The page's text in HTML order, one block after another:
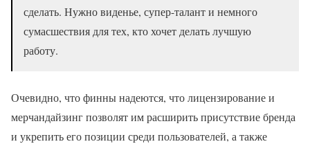
сделать. Нужно виденье, супер-талант и немного
сумасшествия для тех, кто хочет делать лучшую
работу.
Очевидно, что финны надеются, что лицензирование и
мерчандайзинг позволят им расширить присутствие бренда
и укрепить его позиции среди пользователей, а также